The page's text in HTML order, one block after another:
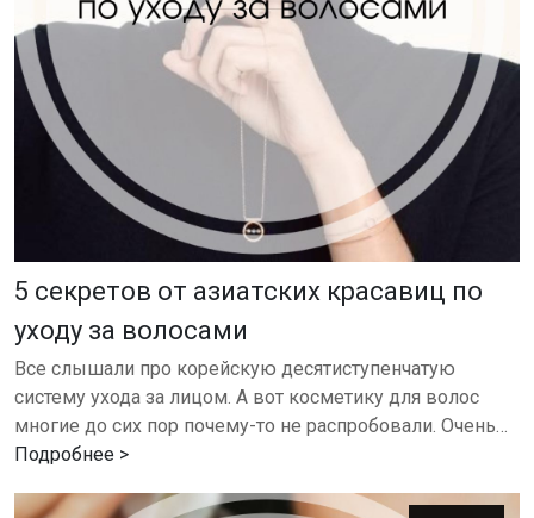
5 секретов от азиатских красавиц по
уходу за волосами
Все слышали про корейскую десятиступенчатую
систему ухода за лицом. А вот косметику для волос
многие до сих пор почему-то не распробовали. Очень
зря! Собрали 5 азиатских рецептов красоты для
Подробнее >